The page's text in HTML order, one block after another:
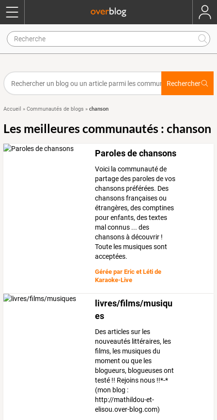
Rechercher
Accueil » Communautés de blogs » chanson
Les meilleures communautés : chanson
Paroles de chansons
Voici la communauté de
partage des paroles de vos
chansons préférées. Des
chansons françaises ou
étrangères, des comptines
pour enfants, des textes
mal connus ... des
chansons à découvrir !
Toute les musiques sont
acceptées.
Gérée parEric et Léti de
Karaoke-Live
livres/films/musiqu
es
Des articles sur les
nouveautés littéraires, les
films, les musiques du
moment ou que les
blogueurs, blogueuses ont
testé !! Rejoins nous !!*-*
(mon blog :
http://mathildou-et-
elisou.over-blog.com)